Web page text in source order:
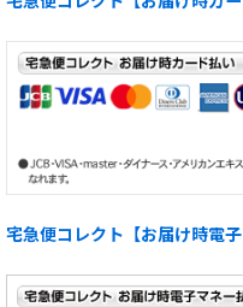
宅急便コレクト【お届け時電子